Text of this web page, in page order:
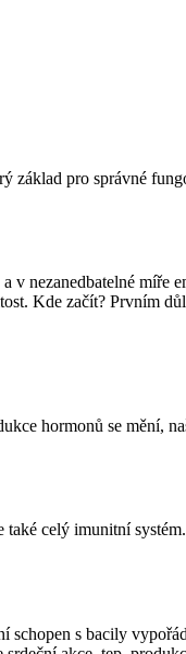
základ pro správné
nezanedbatelné míře
Kde začít? Prvním
hormonů se mění,
celý imunitní systém.
schopen s bacily